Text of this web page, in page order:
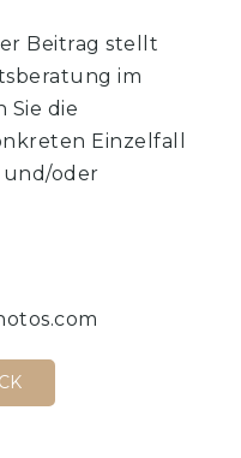
Beitrag stellt
im
Sie die
Einzelfall
und/oder